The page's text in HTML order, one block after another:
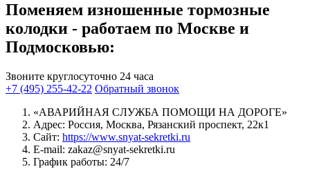
Поменяем изношенные тормозные
колодки - работаем по Москве и
Подмосковью:
Звоните круглосуточно 24 часа
+7 (495) 255-42-22 Обратный звонок
«АВАРИЙНАЯ СЛУЖБА ПОМОЩИ НА ДОРОГЕ»
Адрес: Россия, Москва, Рязанский проспект, 22к1
Сайт: https://www.snyat-sekretki.ru
E-mail: zakaz@snyat-sekretki.ru
График работы: 24/7